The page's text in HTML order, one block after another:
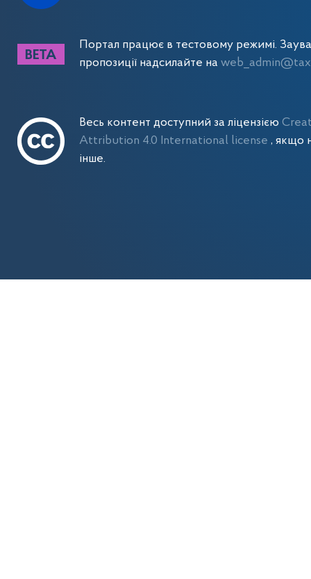
Портал працює в тестовому режимі.
пропозиції надсилайте на
Весь контент доступний за ліцензією
Attribution 4.0 International license, якщо
інше.